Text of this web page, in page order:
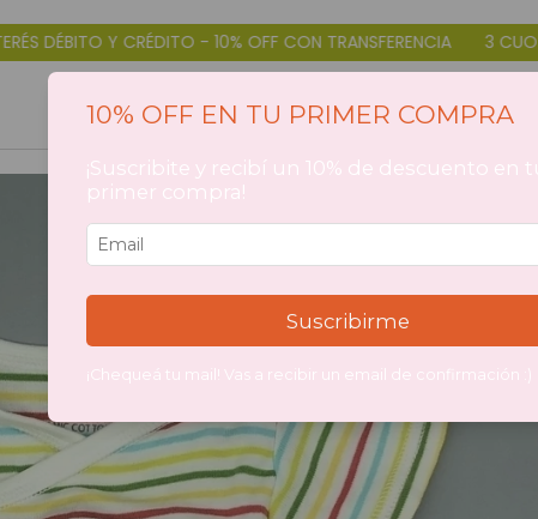
- 10% OFF CON TRANSFERENCIA 3 CUOTAS SIN INTERÉS
10% OFF EN TU PRIMER COMPRA
¡Suscribite y recibí un 10% de descuento en
primer compra!
Suscribirme
¡Chequeá tu mail! Vas a recibir un email de confirmación :)